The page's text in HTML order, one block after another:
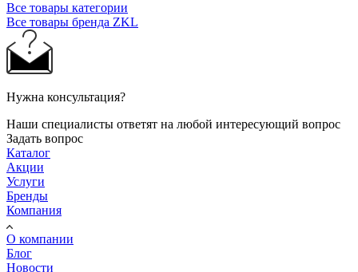
Все товары категории
Все товары бренда ZKL
Нужна консультация?
Наши специалисты ответят на любой интересующий вопрос
Задать вопрос
Каталог
Акции
Услуги
Бренды
Компания
О компании
Блог
Новости